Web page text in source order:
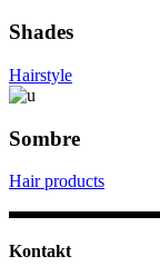
Shades
Hairstyle
Sombre
Hair products
Kontakt